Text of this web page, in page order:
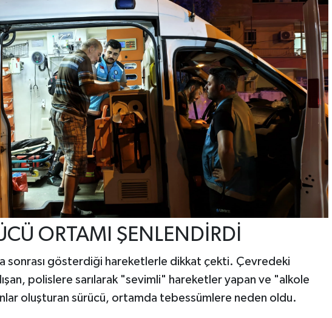
ORTAMI ŞENLENDİRDİ
sonrası gösterdiği hareketlerle dikkat çekti. Çevredeki
polislere sarılarak "sevimli" hareketler yapan ve "alkole
oluşturan sürücü, ortamda tebessümlere neden oldu.